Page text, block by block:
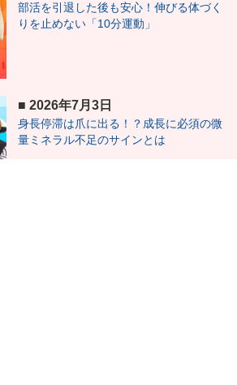
部活を引退した後も安心！伸びる体づく
りを止めない「10分運動」
■ 2026年7月3日
身長停滞は爪に出る！？成長に必須の微
量ミネラル不足のサインとは